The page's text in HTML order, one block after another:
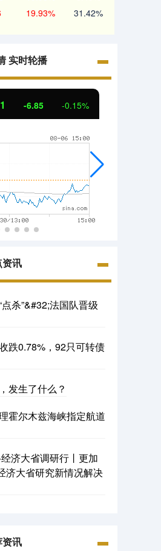
19.93% 31.42%
实时轮播
-6.85 -0.15%
讯
杀”&#32;法国队晋级
跌0.78%，92只可转债
发生了什么？
霍尔木兹海峡指定航道
济大省调研行丨更加
大省研究新情况解决
讯